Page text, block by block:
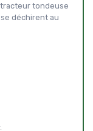
tondeuse
déchirent au